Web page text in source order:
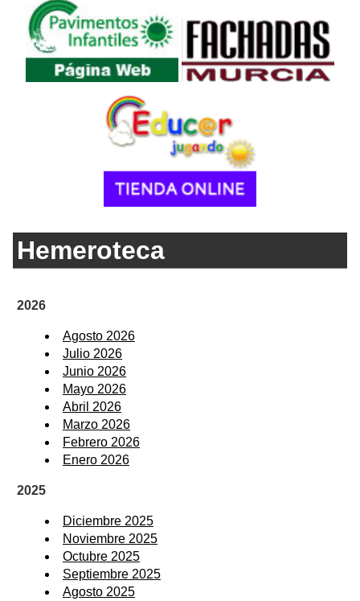
Hemeroteca
2026
Agosto 2026
Julio 2026
Junio 2026
Mayo 2026
Abril 2026
Marzo 2026
Febrero 2026
Enero 2026
2025
Diciembre 2025
Noviembre 2025
Octubre 2025
Septiembre 2025
Agosto 2025